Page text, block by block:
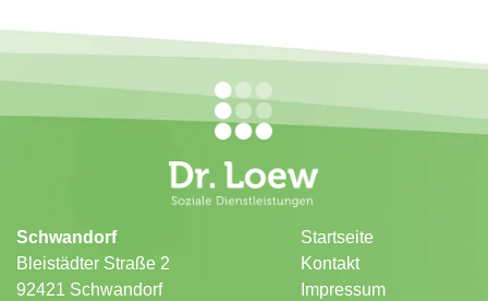
Schwandorf
Bleistädter Straße 2
92421 Schwandorf
Startseite
Kontakt
Impressum